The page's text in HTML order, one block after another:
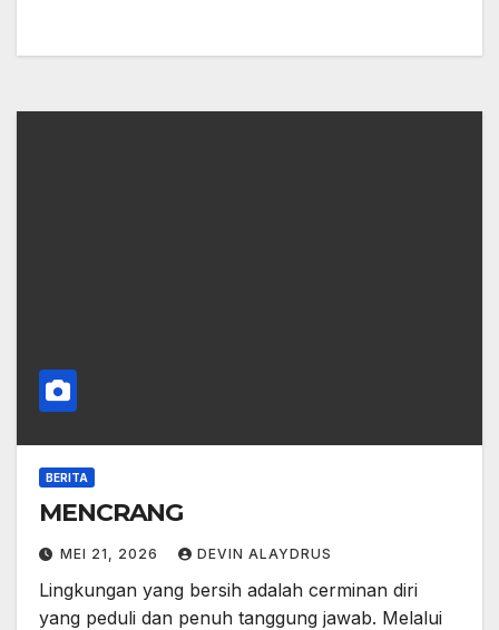
BERITA
MENCRANG
MEI 21, 2026 DEVIN ALAYDRUS
Lingkungan yang bersih adalah cerminan diri
yang peduli dan penuh tanggung jawab. Melalui